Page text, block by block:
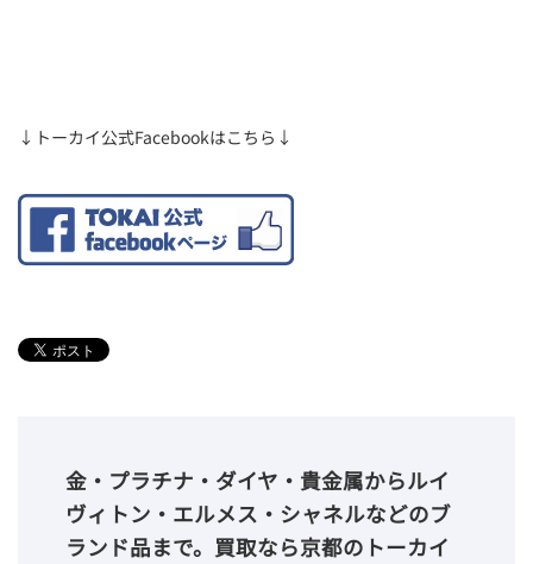
↓トーカイ公式Facebookはこちら↓
金・プラチナ・ダイヤ・貴金属からルイ
ヴィトン・エルメス・シャネルなどのブ
ランド品まで。買取なら京都のトーカイ